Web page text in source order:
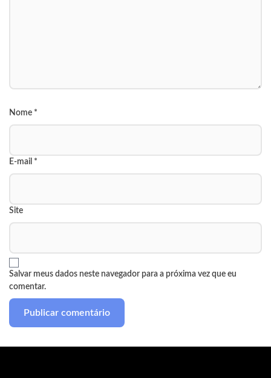
Nome *
E-mail *
Site
Salvar meus dados neste navegador para a próxima vez que eu
comentar.